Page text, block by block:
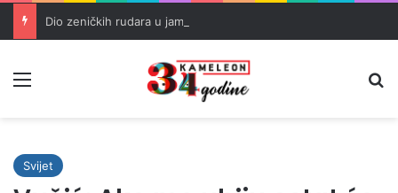
Svijet